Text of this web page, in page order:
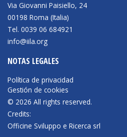
OPORTUNIDADES
Convocatorias
Becas
Alta Formación
Para las empresas
Registro de proveedores
Contratos/Acuerdos/Grant
Via Giovanni Paisiello, 24
00198 Roma (Italia)
Tel. 0039 06 684921
info@iila.org
NOTAS LEGALES
Política de privacidad
Gestión de cookies
© 2026 All rights reserved.
Credits:
Officine Sviluppo e Ricerca srl